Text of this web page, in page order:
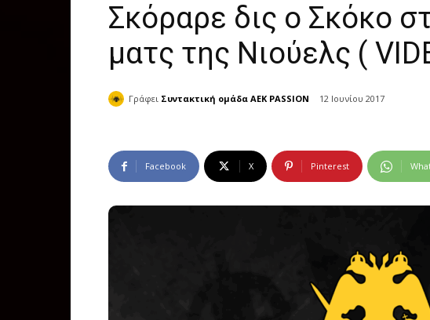
Σκόραρε δις ο Σκόκο
ματς της Νιούελς (
Γράφει Συντακτική ομάδα AEK PASSION 12 Ιουνίου 2017
Facebook X Pinterest